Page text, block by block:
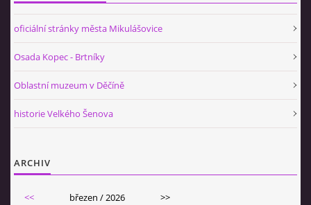
oficiální stránky města Mikulášovice
Osada Kopec - Brtníky
Oblastní muzeum v Děčíně
historie Velkého Šenova
ARCHIV
<< březen / 2026 >>